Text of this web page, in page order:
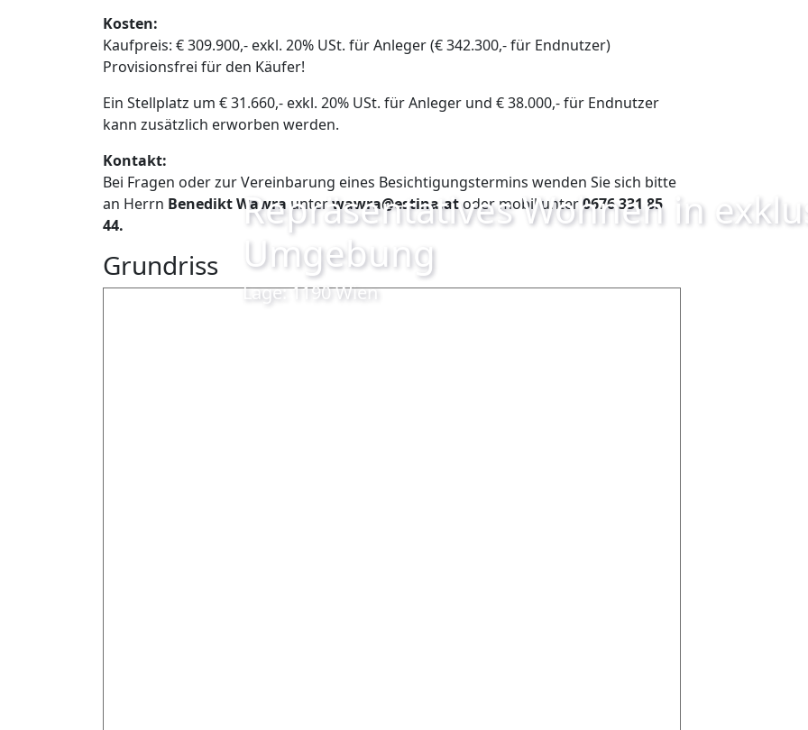
Repräsentatives Wohnen in
Umgebung
Lage: 1190 Wien
Kosten:
Kaufpreis: € 309.900,- exkl. 20% USt. für Anleger (€ 342.300,- für Endnutzer)
Provisionsfrei für den Käufer!
Ein Stellplatz um € 31.660,- exkl. 20% USt. für Anleger und € 38.000,- für Endnutzer
kann zusätzlich erworben werden.
Kontakt:
Bei Fragen oder zur Vereinbarung eines Besichtigungstermins wenden Sie sich bitte
an Herrn Benedikt Wawra unterwawra@estina.atoder mobil unter0676 331 85
44.
Grundriss